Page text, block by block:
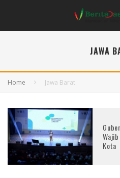
JAWA
Home Jawa Barat
Kota